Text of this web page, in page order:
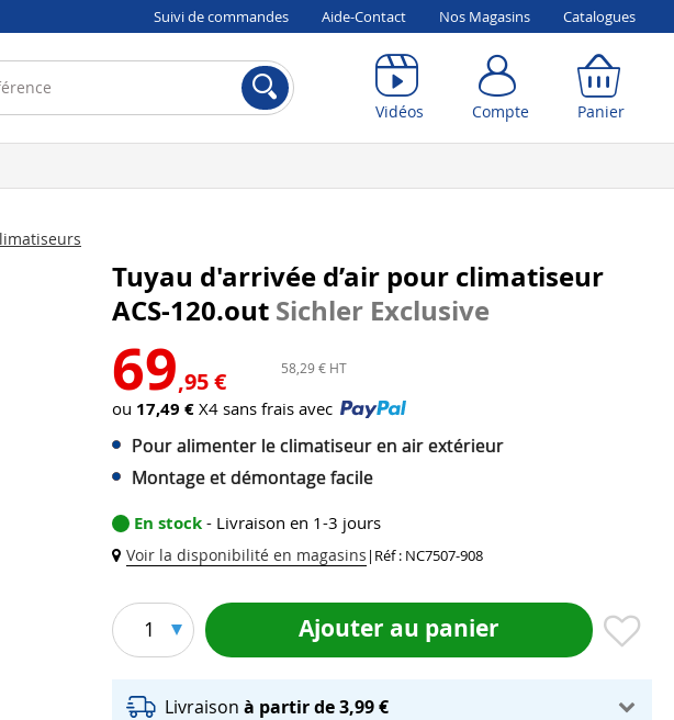
Suivi de commandes Aide-Contact Nos Magasins Catalogues
Vidéos Compte Panier
Tuyau d'arrivée d’air pour climatiseur
ACS-120.out Sichler Exclusive
69,95 € 58,29 € HT
ou 17,49 € X4 sans frais avec
Pour alimenter le climatiseur en air extérieur
Montage et démontage facile
En stock - Livraison en 1-3 jours
Voir la disponibilité en magasins | Réf : NC7507-908
1 Ajouter au panier
Livraisonà partir de 3,99 €
Compte Panier